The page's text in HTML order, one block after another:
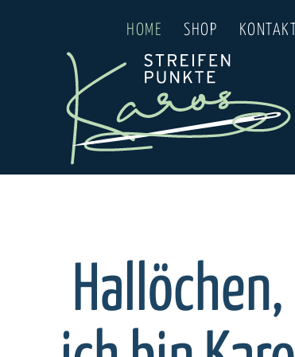
HOME SHOP KONTAKT
Hallöchen,